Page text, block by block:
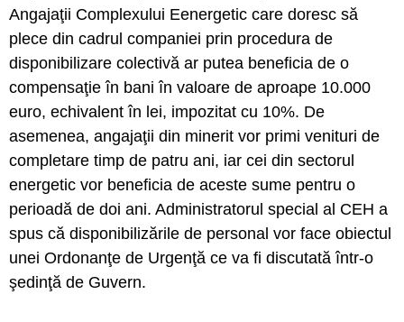
Angajaţii Complexului Eenergetic care doresc să
plece din cadrul companiei prin procedura de
disponibilizare colectivă ar putea beneficia de o
compensaţie în bani în valoare de aproape 10.000
euro, echivalent în lei, impozitat cu 10%. De
asemenea, angajaţii din minerit vor primi venituri de
completare timp de patru ani, iar cei din sectorul
energetic vor beneficia de aceste sume pentru o
perioadă de doi ani. Administratorul special al CEH a
spus că disponibilizările de personal vor face obiectul
unei Ordonanţe de Urgenţă ce va fi discutată într-o
şedinţă de Guvern.